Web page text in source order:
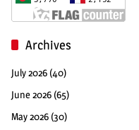
Archives
July 2026 (40)
June 2026 (65)
May 2026 (30)